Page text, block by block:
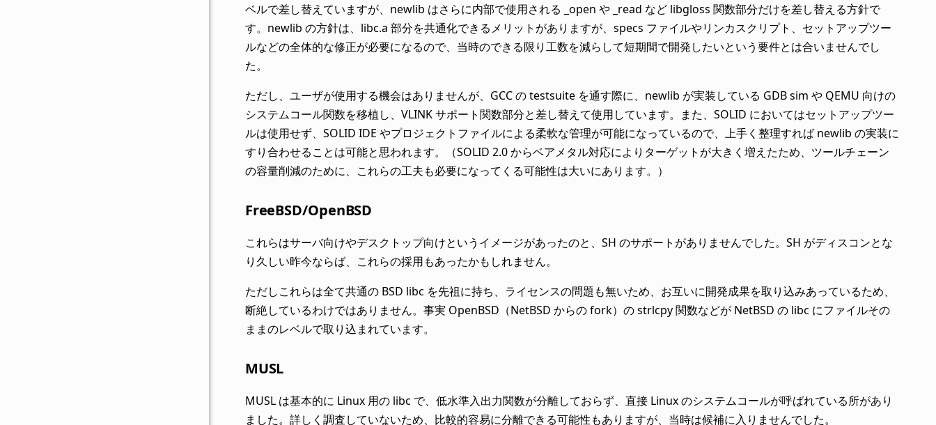
ベルで差し替えていますが、newlib はさらに内部で使用される _open や _read など libgloss 関数部分だけを差し替える方針で
す。newlib の方針は、libc.a 部分を共通化できるメリットがありますが、specs ファイルやリンカスクリプト、セットアップツー
ルなどの全体的な修正が必要になるので、当時のできる限り工数を減らして短期間で開発したいという要件とは合いませんでし
た。
ただし、ユーザが使用する機会はありませんが、GCC の testsuite を通す際に、newlib が実装している GDB sim や QEMU 向けの
システムコール関数を移植し、VLINK サポート関数部分と差し替えて使用しています。また、SOLID においてはセットアップツー
ルは使用せず、SOLID IDE やプロジェクトファイルによる柔軟な管理が可能になっているので、上手く整理すれば newlib の実装に
すり合わせることは可能と思われます。（SOLID 2.0 からベアメタル対応によりターゲットが大きく増えたため、ツールチェーン
の容量削減のために、これらの工夫も必要になってくる可能性は大いにあります。）
FreeBSD/OpenBSD
これらはサーバ向けやデスクトップ向けというイメージがあったのと、SH のサポートがありませんでした。SH がディスコンとな
り久しい昨今ならば、これらの採用もあったかもしれません。
ただしこれらは全て共通の BSD libc を先祖に持ち、ライセンスの問題も無いため、お互いに開発成果を取り込みあっているため、
断絶しているわけではありません。事実 OpenBSD（NetBSD からの fork）の strlcpy 関数などが NetBSD の libc にファイルその
ままのレベルで取り込まれています。
MUSL
MUSL は基本的に Linux 用の libc で、低水準入出力関数が分離しておらず、直接 Linux のシステムコールが呼ばれている所があり
ました。詳しく調査していないため、比較的容易に分離できる可能性もありますが、当時は候補に入りませんでした。